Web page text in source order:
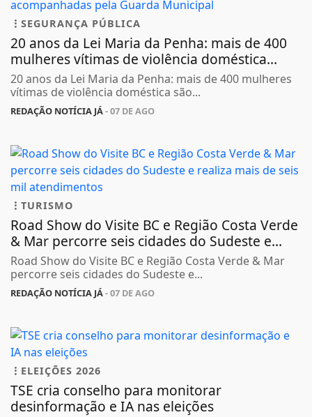
SEGURANÇA PÚBLICA
20 anos da Lei Maria da Penha: mais de 400
mulheres vítimas de violência doméstica...
20 anos da Lei Maria da Penha: mais de 400 mulheres
vítimas de violência doméstica são...
REDAÇÃO NOTÍCIA JÁ- 07 DE AGO
TURISMO
Road Show do Visite BC e Região Costa Verde
& Mar percorre seis cidades do Sudeste e...
Road Show do Visite BC e Região Costa Verde & Mar
percorre seis cidades do Sudeste e...
REDAÇÃO NOTÍCIA JÁ- 07 DE AGO
ELEIÇÕES 2026
TSE cria conselho para monitorar
desinformação e IA nas eleições